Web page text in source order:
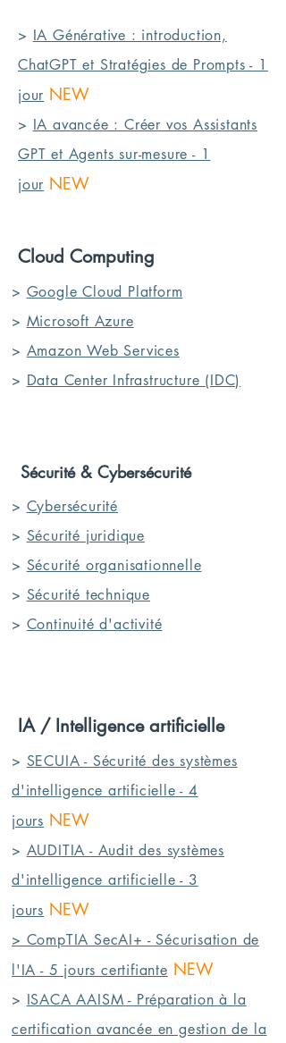
> IA Générative : introduction,
ChatGPT et Stratégies de Prompts - 1
jour NEW
> IA avancée : Créer vos Assistants
GPT et Agents sur-mesure - 1
jour NEW
Cloud Computing
> Google Cloud Platform
> Microsoft Azure
> Amazon Web Services
> Data Center Infrastructure (IDC)
Sécurité & Cybersécurité
> Cybersécurité
> Sécurité juridique
> Sécurité organisationnelle
> Sécurité technique
> Continuité d'activité
IA / Intelligence artificielle
> SECUIA - Sécurité des systèmes
d'intelligence artificielle - 4
jours NEW
> AUDITIA - Audit des systèmes
d'intelligence artificielle - 3
jours NEW
> CompTIA SecAI+ - Sécurisation de
l'IA - 5 jours certifiante NEW
> ISACA AAISM - Préparation à la
certification avancée en gestion de la